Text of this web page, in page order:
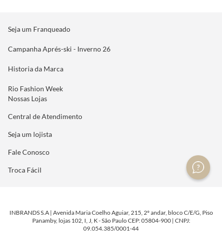
Seja um Franqueado
Campanha Aprés-ski - Inverno 26
Historia da Marca
Rio Fashion Week
Nossas Lojas
Central de Atendimento
Seja um lojista
Fale Conosco
Troca Fácil
INBRANDS S.A | Avenida Maria Coelho Aguiar, 215, 2º andar, bloco C/E/G, Piso
Panamby, lojas 102, I, J, K - São Paulo CEP: 05804-900 | CNPJ:
09.054.385/0001-44